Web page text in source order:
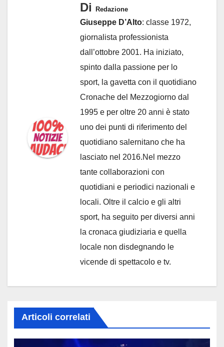
Di Redazione
Giuseppe D’Alto: classe 1972,
giornalista professionista
dall’ottobre 2001. Ha iniziato,
spinto dalla passione per lo
sport, la gavetta con il quotidiano
Cronache del Mezzogiorno dal
1995 e per oltre 20 anni è stato
uno dei punti di riferimento del
quotidiano salernitano che ha
lasciato nel 2016.Nel mezzo
tante collaborazioni con
quotidiani e periodici nazionali e
locali. Oltre il calcio e gli altri
sport, ha seguito per diversi anni
la cronaca giudiziaria e quella
locale non disdegnando le
vicende di spettacolo e tv.
Articoli correlati